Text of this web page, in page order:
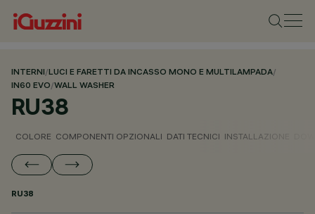
INTERNI/LUCI E FARETTI DA INCASSO MONO E MULTILAMPADA/
IN60 EVO/WALL WASHER
RU38
COLORE COMPONENTI OPZIONALI DATI TECNICI INSTALLAZIONE
RU38